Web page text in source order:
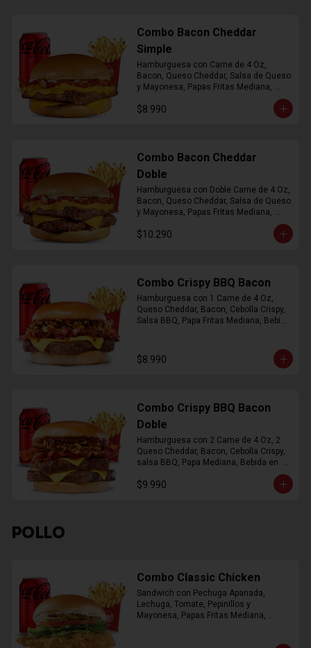
Combo Bacon Cheddar
Simple
Hamburguesa con Carne de 4 Oz,
Bacon, Queso Cheddar, Salsa de Queso
y Mayonesa, Papas Fritas Mediana,
$8.990
Combo Bacon Cheddar
Doble
Hamburguesa con Doble Carne de 4 Oz,
Bacon, Queso Cheddar, Salsa de Queso
y Mayonesa, Papas Fritas Mediana,
$10.290
Combo Crispy BBQ Bacon
Hamburguesa con 1 Carne de 4 Oz,
Queso Cheddar, Bacon, Cebolla Crispy,
Salsa BBQ, Papa Fritas Mediana, Bebida
$8.990
Combo Crispy BBQ Bacon
Doble
Hamburguesa con 2 Carne de 4 Oz, 2
Queso Cheddar, Bacon, Cebolla Crispy,
salsa BBQ, Papa Mediana, Bebida en
$9.990
POLLO
Combo Classic Chicken
Sandwich con Pechuga Apanada,
Lechuga, Tomate, Pepinillos y
Mayonesa, Papas Fritas Mediana,